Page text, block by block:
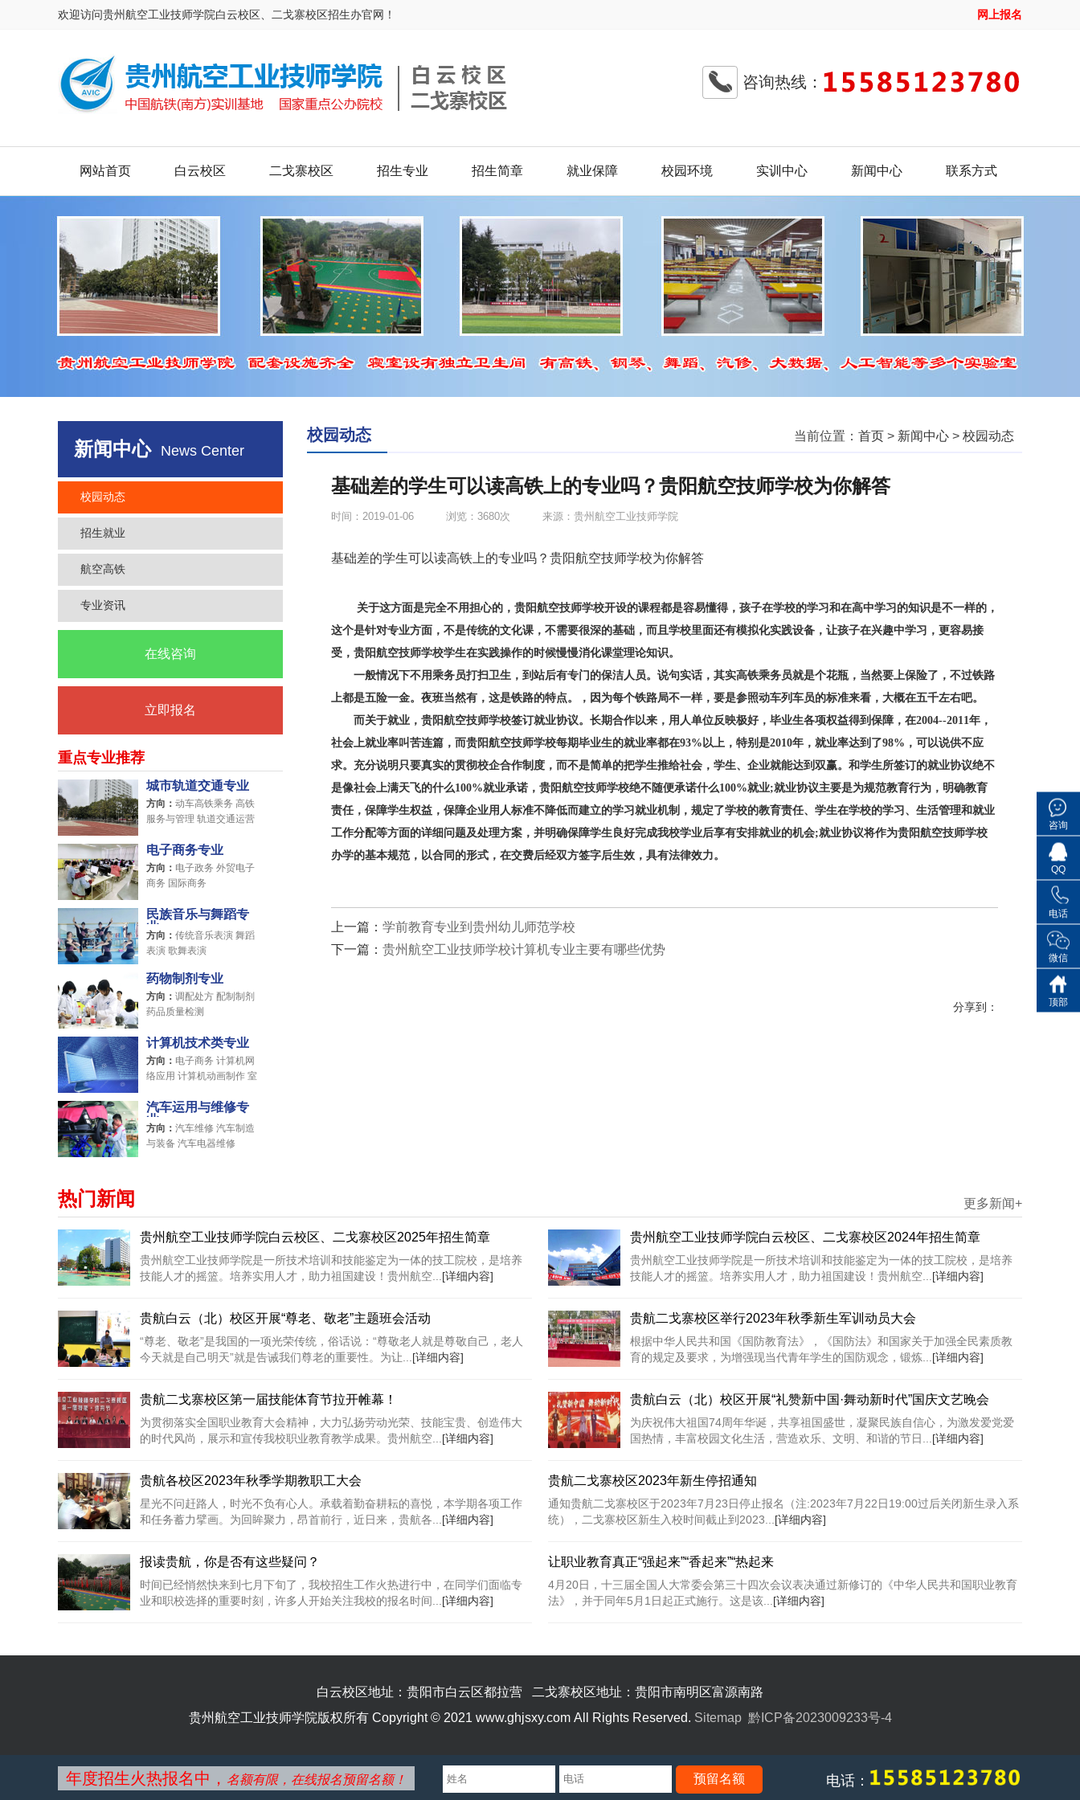
欢迎访问贵州航空工业技师学院白云校区、二戈寨校区招生办官网！ 网上报名
咨询热线：
网站首页 白云校区 二戈寨校区 招生专业 招生简章 就业保障 校园环境 实训中心 新闻中心 联系方式
新闻中心 News Center
校园动态
招生就业
航空高铁
专业资讯
在线咨询
立即报名
重点专业推荐
城市轨道交通专业
方向： 动车高铁乘务 高铁
服务与管理 轨道交通运营
电子商务专业
方向： 电子政务 外贸电子
商务 国际商务
民族音乐与舞蹈专
业
方向： 传统音乐表演 舞蹈
表演 歌舞表演
药物制剂专业
方向： 调配处方 配制制剂
药品质量检测
计算机技术类专业
方向： 电子商务 计算机网
络应用 计算机动画制作 室
汽车运用与维修专
业
方向： 汽车维修 汽车制造
与装备 汽车电器维修
校园动态 当前位置： 首页 > 新闻中心 > 校园动态
基础差的学生可以读高铁上的专业吗？贵阳航空技师学校为你解答
时间：2019-01-06 浏览：3680次 来源：贵州航空工业技师学院
基础差的学生可以读高铁上的专业吗？贵阳航空技师学校为你解答
关于这方面是完全不用担心的，贵阳航空技师学校开设的课程都是容易懂得，孩子在学校的学习和在高中学习的知识是不一样的，
这个是针对专业方面，不是传统的文化课，不需要很深的基础，而且学校里面还有模拟化实践设备，让孩子在兴趣中学习，更容易接
受，贵阳航空技师学校学生在实践操作的时候慢慢消化课堂理论知识。
一般情况下不用乘务员打扫卫生，到站后有专门的保洁人员。说句实话，其实高铁乘务员就是个花瓶，当然要上保险了，不过铁路
上都是五险一金。夜班当然有，这是铁路的特点。，因为每个铁路局不一样，要是参照动车列车员的标准来看，大概在五千左右吧。
而关于就业，贵阳航空技师学校签订就业协议。长期合作以来，用人单位反映极好，毕业生各项权益得到保障，在2004--2011年，
社会上就业率叫苦连篇，而贵阳航空技师学校每期毕业生的就业率都在93%以上，特别是2010年，就业率达到了98%，可以说供不应
求。充分说明只要真实的贯彻校企合作制度，而不是简单的把学生推给社会，学生、企业就能达到双赢。和学生所签订的就业协议绝不
是像社会上满天飞的什么100%就业承诺，贵阳航空技师学校绝不随便承诺什么100%就业;就业协议主要是为规范教育行为，明确教育
责任，保障学生权益，保障企业用人标准不降低而建立的学习就业机制，规定了学校的教育责任、学生在学校的学习、生活管理和就业
工作分配等方面的详细问题及处理方案，并明确保障学生良好完成我校学业后享有安排就业的机会;就业协议将作为贵阳航空技师学校
办学的基本规范，以合同的形式，在交费后经双方签字后生效，具有法律效力。
上一篇： 学前教育专业到贵州幼儿师范学校
下一篇： 贵州航空工业技师学校计算机专业主要有哪些优势
分享到：
热门新闻 更多新闻+
贵州航空工业技师学院白云校区、二戈寨校区2025年招生简章
贵州航空工业技师学院是一所技术培训和技能鉴定为一体的技工院校，是培养
技能人才的摇篮。培养实用人才，助力祖国建设！贵州航空... [详细内容]
贵州航空工业技师学院白云校区、二戈寨校区2024年招生简章
贵州航空工业技师学院是一所技术培训和技能鉴定为一体的技工院校，是培养
技能人才的摇篮。培养实用人才，助力祖国建设！贵州航空... [详细内容]
贵航白云（北）校区开展“尊老、敬老”主题班会活动
“尊老、敬老”是我国的一项光荣传统，俗话说：“尊敬老人就是尊敬自己，老人
今天就是自己明天”就是告诫我们尊老的重要性。为让... [详细内容]
贵航二戈寨校区举行2023年秋季新生军训动员大会
根据中华人民共和国《国防教育法》，《国防法》和国家关于加强全民素质教
育的规定及要求，为增强现当代青年学生的国防观念，锻炼... [详细内容]
贵航二戈寨校区第一届技能体育节拉开帷幕！
为贯彻落实全国职业教育大会精神，大力弘扬劳动光荣、技能宝贵、创造伟大
的时代风尚，展示和宣传我校职业教育教学成果。贵州航空... [详细内容]
贵航白云（北）校区开展“礼赞新中国·舞动新时代”国庆文艺晚会
为庆祝伟大祖国74周年华诞，共享祖国盛世，凝聚民族自信心，为激发爱党爱
国热情，丰富校园文化生活，营造欢乐、文明、和谐的节日... [详细内容]
贵航各校区2023年秋季学期教职工大会
星光不问赶路人，时光不负有心人。承载着勤奋耕耘的喜悦，本学期各项工作
和任务蓄力擘画。为回眸聚力，昂首前行，近日来，贵航各... [详细内容]
贵航二戈寨校区2023年新生停招通知
通知贵航二戈寨校区于2023年7月23日停止报名（注:2023年7月22日19:00过后关闭新生录入系
统），二戈寨校区新生入校时间截止到2023... [详细内容]
报读贵航，你是否有这些疑问？
时间已经悄然快来到七月下旬了，我校招生工作火热进行中，在同学们面临专
业和职校选择的重要时刻，许多人开始关注我校的报名时间... [详细内容]
让职业教育真正“强起来”“香起来”“热起来
4月20日，十三届全国人大常委会第三十四次会议表决通过新修订的《中华人民共和国职业教育
法》，并于同年5月1日起正式施行。这是该... [详细内容]
白云校区地址：贵阳市白云区都拉营 二戈寨校区地址：贵阳市南明区富源南路
贵州航空工业技师学院版权所有 Copyright © 2021 www.ghjsxy.com All Rights Reserved. Sitemap 黔ICP备2023009233号-4
年度招生火热报名中， 名额有限，在线报名预留名额！ 预留名额 电话：
咨询
QQ
电话
微信
顶部